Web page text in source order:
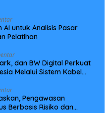
untuk Analisis Pasar
Pelatihan
dan BW Digital Perkuat
Melalui Sistem Kabel
Pengawasan
Berbasis Risiko dan